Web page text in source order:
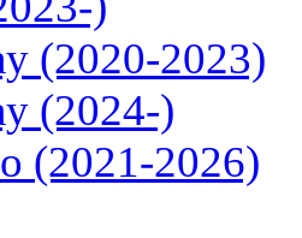
(2020-2023)
(2024-)
(2021-2026)